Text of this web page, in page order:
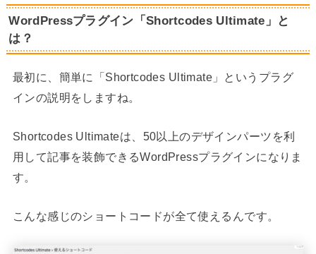
WordPressプラグイン「Shortcodes Ultimate」と
は？
最初に、簡単に「Shortcodes Ultimate」というプラグ
インの説明をしますね。
Shortcodes Ultimateは、50以上のデザインパーツを利
用して記事を装飾できるWordPressプラグインになりま
す。
こんな感じのショートコードが全て使えるんです。